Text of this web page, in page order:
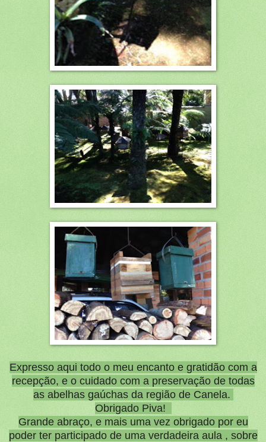
Expresso aqui todo o meu encanto e gratidão com a
recepção, e o cuidado com a preservação de todas
as abelhas gaúchas da região de Canela.
Obrigado Piva!
Grande abraço, e mais uma vez obrigado por eu
poder ter participado de uma verdadeira aula , sobre